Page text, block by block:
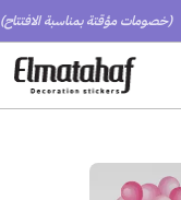
(خصومات مؤقتة بمناسبة الافتتاح)